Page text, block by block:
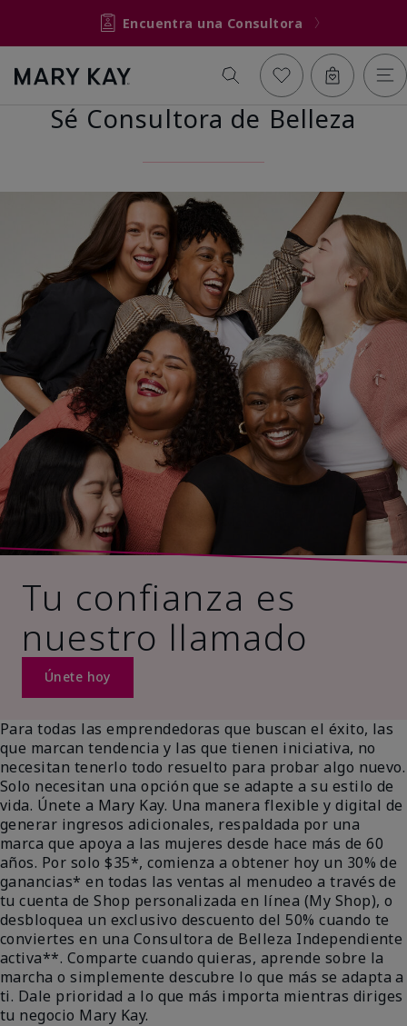
Encuentra una Consultora
Sé Consultora de Belleza
Tu confianza es
nuestro llamado
Únete hoy
Para todas las emprendedoras que buscan el éxito, las
que marcan tendencia y las que tienen iniciativa, no
necesitan tenerlo todo resuelto para probar algo nuevo.
Solo necesitan una opción que se adapte a su estilo de
vida. Únete a Mary Kay. Una manera flexible y digital de
generar ingresos adicionales, respaldada por una
marca que apoya a las mujeres desde hace más de 60
años. Por solo $35*, comienza a obtener hoy un 30% de
ganancias* en todas las ventas al menudeo a través de
tu cuenta de Shop personalizada en línea (My Shop), o
desbloquea un exclusivo descuento del 50% cuando te
conviertes en una Consultora de Belleza Independiente
activa**. Comparte cuando quieras, aprende sobre la
marcha o simplemente descubre lo que más se adapta a
ti. Dale prioridad a lo que más importa mientras diriges
tu negocio Mary Kay.